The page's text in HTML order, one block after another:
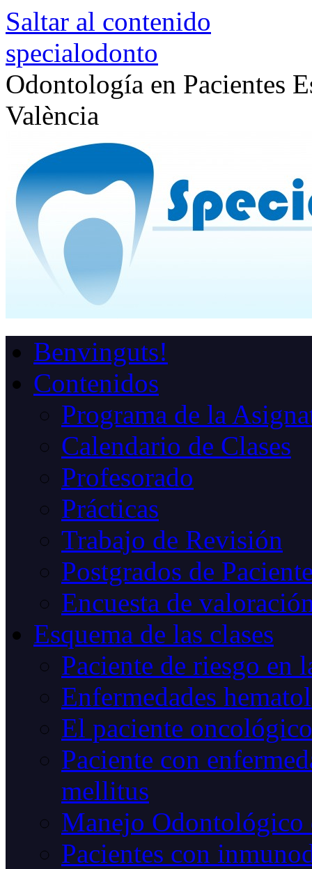
Saltar al contenido
specialodonto
Odontología en Pacientes
València
Benvinguts!
Contenidos
Programa de la
Calendario de Clases
Profesorado
Prácticas
Trabajo de Revisión
Postgrados de
Encuesta de
Esquema de las clases
Paciente de riesgo en
Enfermedades
El paciente oncológico
Paciente con
mellitus
Manejo Odontológico
Pacientes con